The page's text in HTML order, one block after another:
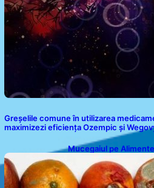
Greșelile comune în utilizarea
maximizezi eficiența Ozempic și
Mucegaiul pe